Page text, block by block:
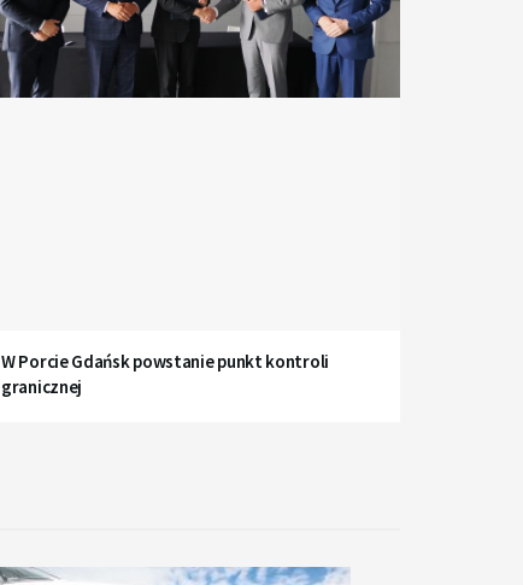
W Porcie Gdańsk powstanie punkt kontroli
granicznej